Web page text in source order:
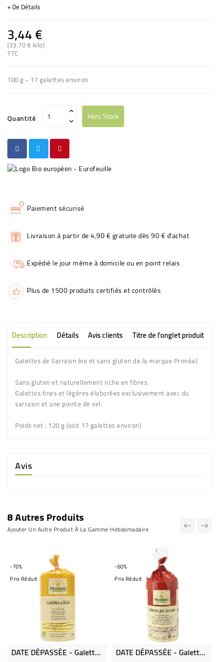
+ De Détails
3,44 €
(33,70 € kilo)
TTC
100 g - 17 galettes environ
Quantité Hors Stock
Paiement sécurisé
Livraison à partir de 4,90 € gratuite dès 90 € d'achat
Expédié le jour même à domicile ou en point relais
Plus de 1500 produits certifiés et contrôlés
Description Détails Avis clients Titre de l'onglet produit
Galettes de Sarrasin bio et sans gluten de la marque Priméal.
Sans gluten et naturellement riche en fibres.
Galettes fines et légères élaborées exclusivement avec du
sarrasin et une pointe de sel.
Poids net : 120 g (soit 17 galettes environ)
Avis
8 Autres Produits
Ajouter Un Autre Produit À La Gamme Hebdomadaire
-70%
Prix Réduit
DATE DÉPASSÉE - Galettes De Maïs Bio
-60%
Prix Réduit
DATE DÉPASSÉE - Galettes De Sarrasin Bio Et Sans Gluten